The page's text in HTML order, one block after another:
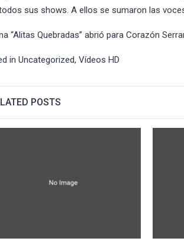
sus shows. A ellos se sumaron las
“Alitas Quebradas” abrió para Corazón
in Uncategorized, Vídeos HD
POSTS